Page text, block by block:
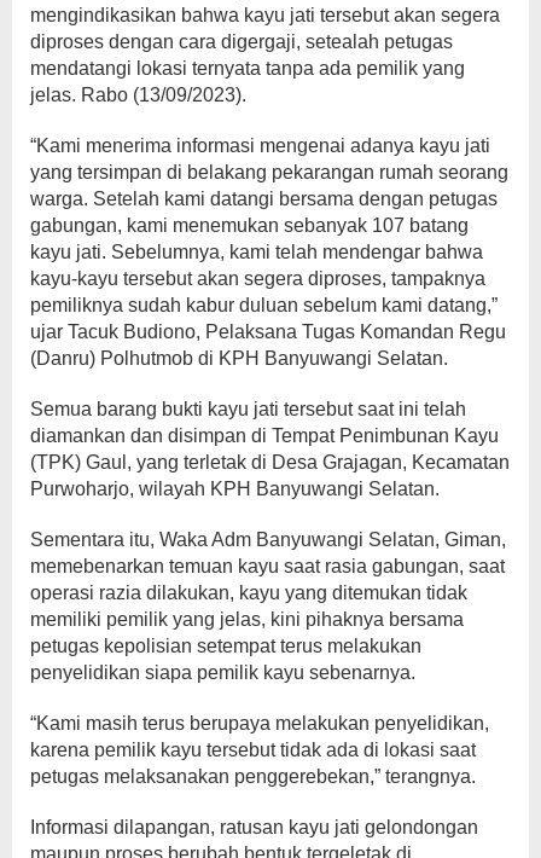
mengindikasikan bahwa kayu jati tersebut akan segera
diproses dengan cara digergaji, setealah petugas
mendatangi lokasi ternyata tanpa ada pemilik yang
jelas. Rabo (13/09/2023).
“Kami menerima informasi mengenai adanya kayu jati
yang tersimpan di belakang pekarangan rumah seorang
warga. Setelah kami datangi bersama dengan petugas
gabungan, kami menemukan sebanyak 107 batang
kayu jati. Sebelumnya, kami telah mendengar bahwa
kayu-kayu tersebut akan segera diproses, tampaknya
pemiliknya sudah kabur duluan sebelum kami datang,”
ujar Tacuk Budiono, Pelaksana Tugas Komandan Regu
(Danru) Polhutmob di KPH Banyuwangi Selatan.
Semua barang bukti kayu jati tersebut saat ini telah
diamankan dan disimpan di Tempat Penimbunan Kayu
(TPK) Gaul, yang terletak di Desa Grajagan, Kecamatan
Purwoharjo, wilayah KPH Banyuwangi Selatan.
Sementara itu, Waka Adm Banyuwangi Selatan, Giman,
memebenarkan temuan kayu saat rasia gabungan, saat
operasi razia dilakukan, kayu yang ditemukan tidak
memiliki pemilik yang jelas, kini pihaknya bersama
petugas kepolisian setempat terus melakukan
penyelidikan siapa pemilik kayu sebenarnya.
“Kami masih terus berupaya melakukan penyelidikan,
karena pemilik kayu tersebut tidak ada di lokasi saat
petugas melaksanakan penggerebekan,” terangnya.
Informasi dilapangan, ratusan kayu jati gelondongan
maupun proses berubah bentuk tergeletak di